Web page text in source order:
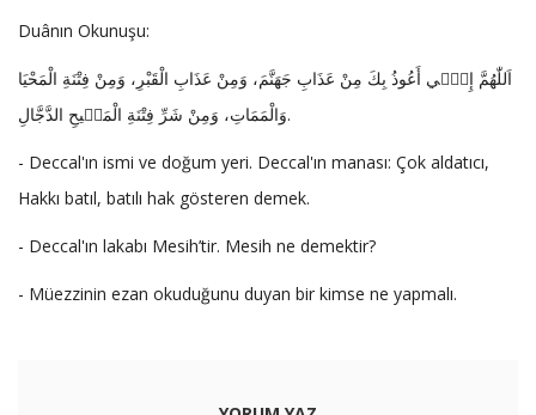
Duânın Okunuşu:
اَللّٰهُمَّ إِنّ۪ي أَعُوذُ بِكَ مِنْ عَذَابِ جَهَنَّمَ، وَمِنْ عَذَابِ الْقَبْرِ، وَمِنْ فِتْنَةِ الْمَحْيَا
وَالْمَمَاتِ، وَمِنْ شَرِّ فِتْنَةِ الْمَس۪يحِ الدَّجَّالِ.
- Deccal'ın ismi ve doğum yeri. Deccal'ın manası: Çok aldatıcı,
Hakkı batıl, batılı hak gösteren demek.
- Deccal'ın lakabı Mesih’tir. Mesih ne demektir?
- Müezzinin ezan okuduğunu duyan bir kimse ne yapmalı.